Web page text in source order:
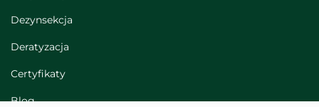
Dezynsekcja
Deratyzacja
Certyfikaty
Blog